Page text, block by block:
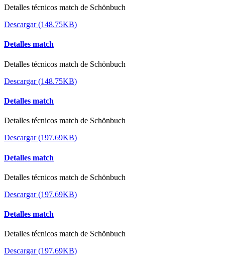
Detalles técnicos match de Schönbuch
Descargar (148.75KB)
Detalles match
Detalles técnicos match de Schönbuch
Descargar (148.75KB)
Detalles match
Detalles técnicos match de Schönbuch
Descargar (197.69KB)
Detalles match
Detalles técnicos match de Schönbuch
Descargar (197.69KB)
Detalles match
Detalles técnicos match de Schönbuch
Descargar (197.69KB)